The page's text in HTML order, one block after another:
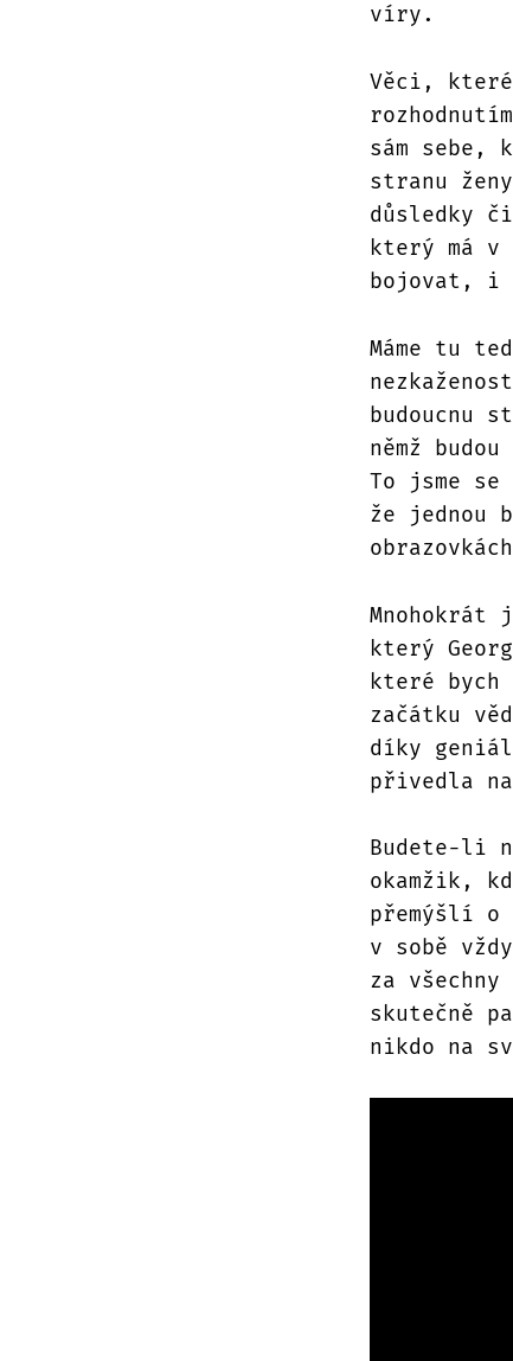
víry.
Věci,
sám sebe,
stranu
důsledky
který má
bojovat, i
Máme tu
budoucnu
němž
To jsme
že jednou
který
které bych
začátku
díky
přivedla na
Budete-li
okamžik,
přemýšlí
v sobě
za
skutečně
nikdo na